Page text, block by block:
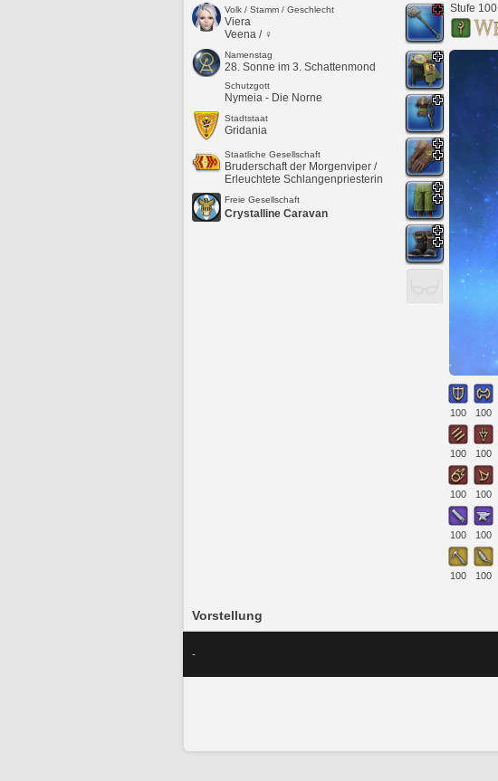
Volk / Stamm / Geschlecht
Viera
Veena / ♀
Namenstag
28. Sonne im 3. Schattenmond
Schutzgott
Nymeia - Die Norne
Stadtstaat
Gridania
Staatliche Gesellschaft
Bruderschaft der Morgenviper /
Erleuchtete Schlangenpriesterin
Freie Gesellschaft
Crystalline Caravan
Stufe 100
100 100
100 100
100 100
100 100
100 100
Vorstellung
-